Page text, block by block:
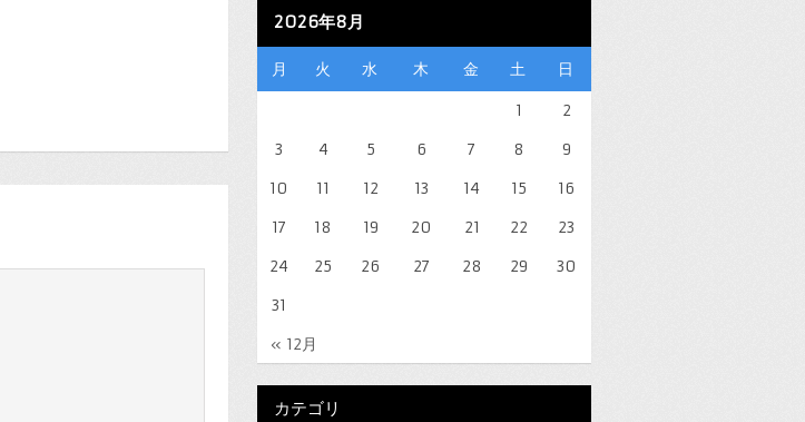
2026年8月
月 火 水 木 金 土 日
« 12月
1
2
3
4 5 6 7 8
9
10
11 12 13 14 15
16
17
18 19 20 21 22
23
24
25 26 27 28 29
30
31
カテゴリ